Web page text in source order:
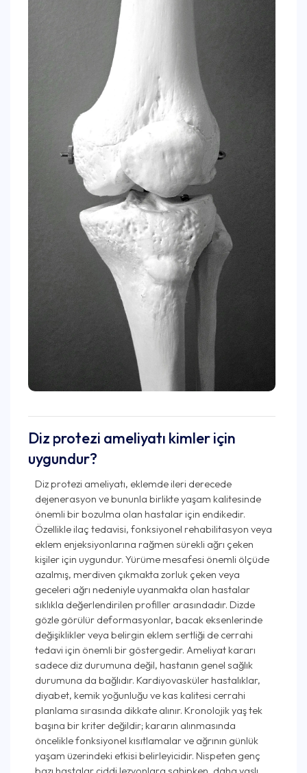
Diz protezi ameliyatı kimler için
uygundur?
Diz protezi ameliyatı, eklemde ileri derecede
dejenerasyon ve bununla birlikte yaşam kalitesinde
önemli bir bozulma olan hastalar için endikedir.
Özellikle ilaç tedavisi, fonksiyonel rehabilitasyon veya
eklem enjeksiyonlarına rağmen sürekli ağrı çeken
kişiler için uygundur. Yürüme mesafesi önemli ölçüde
azalmış, merdiven çıkmakta zorluk çeken veya
geceleri ağrı nedeniyle uyanmakta olan hastalar
sıklıkla değerlendirilen profiller arasındadır. Dizde
gözle görülür deformasyonlar, bacak eksenlerinde
değişiklikler veya belirgin eklem sertliği de cerrahi
tedavi için önemli bir göstergedir. Ameliyat kararı
sadece diz durumuna değil, hastanın genel sağlık
durumuna da bağlıdır. Kardiyovasküler hastalıklar,
diyabet, kemik yoğunluğu ve kas kalitesi cerrahi
planlama sırasında dikkate alınır. Kronolojik yaş tek
başına bir kriter değildir; kararın alınmasında
öncelikle fonksiyonel kısıtlamalar ve ağrının günlük
yaşam üzerindeki etkisi belirleyicidir. Nispeten genç